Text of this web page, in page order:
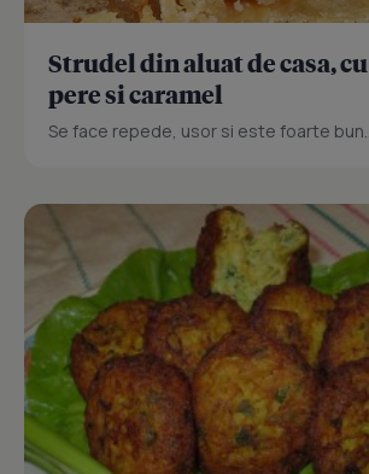
Strudel din aluat de casa,
pere si caramel
Se face repede, usor si este foarte bun...